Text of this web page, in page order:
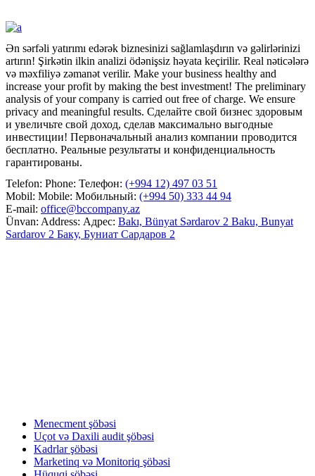
Ən sərfəli yatırımı edərək biznesinizi sağlamlaşdırın və gəlirlərinizi
artırın! Şirkətin ilkin analizi ödənişsiz həyata keçirilir. Real nəticələrə
və məxfiliyə zəmanət verilir. Make your business healthy and
increase your profit by making the best investment! The preliminary
analysis of your company is carried out free of charge. We ensure
privacy and meaningful results. Сделайте свой бизнес здоровым
и увеличьте свой доход, сделав максимально выгодные
инвестиции! Первоначальный анализ компании проводится
бесплатно. Реальные результаты и конфиденциальность
гарантированы.
Telefon: Phone: Телефон: (+994 12) 497 03 51
Mobil: Mobile: Мобильный: (+994 50) 333 44 94
E-mail: office@bccompany.az
Ünvan: Address: Адрес: Bakı, Bünyat Sərdarov 2 Baku, Bunyat
Sardarov 2 Баку, Буниат Сардаров 2
Menecment şöbəsi
Uçot və Daxili audit şöbəsi
Kadrlar şöbəsi
Marketinq və Monitoriq şöbəsi